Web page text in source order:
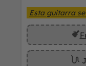
Esta guitarra